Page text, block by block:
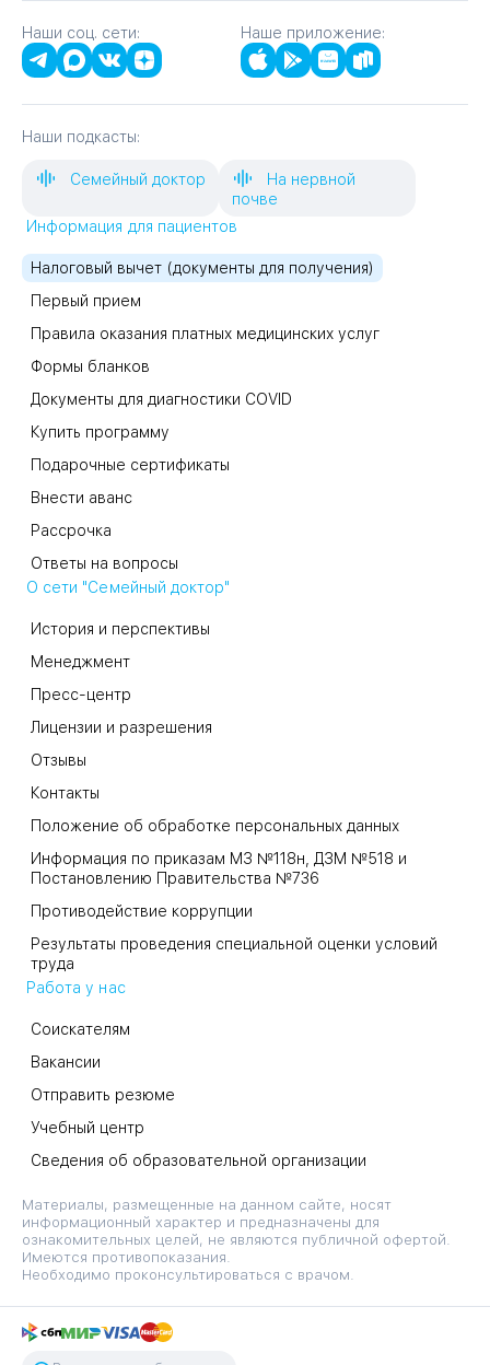
Наши соц. сети: Наше приложение:
Наши подкасты:
Семейный доктор
На нервной
почве
Информация для пациентов
Налоговый вычет (документы для получения)
Первый прием
Правила оказания платных медицинских услуг
Формы бланков
Документы для диагностики COVID
Купить программу
Подарочные сертификаты
Внести аванс
Рассрочка
Ответы на вопросы
О сети "Семейный доктор"
История и перспективы
Менеджмент
Пресс-центр
Лицензии и разрешения
Отзывы
Контакты
Положение об обработке персональных данных
Информация по приказам МЗ №118н, ДЗМ №518 и
Постановлению Правительства №736
Противодействие коррупции
Результаты проведения специальной оценки условий
труда
Работа у нас
Соискателям
Вакансии
Отправить резюме
Учебный центр
Сведения об образовательной организации
Материалы, размещенные на данном сайте, носят
информационный характер и предназначены для
ознакомительных целей, не являются публичной офертой.
Имеются противопоказания.
Необходимо проконсультироваться с врачом.